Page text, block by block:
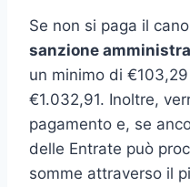
Se non si paga il
sanzione
un minimo di
€1.032,91. Inoltre,
pagamento e, se
delle Entrate può
somme attraverso il